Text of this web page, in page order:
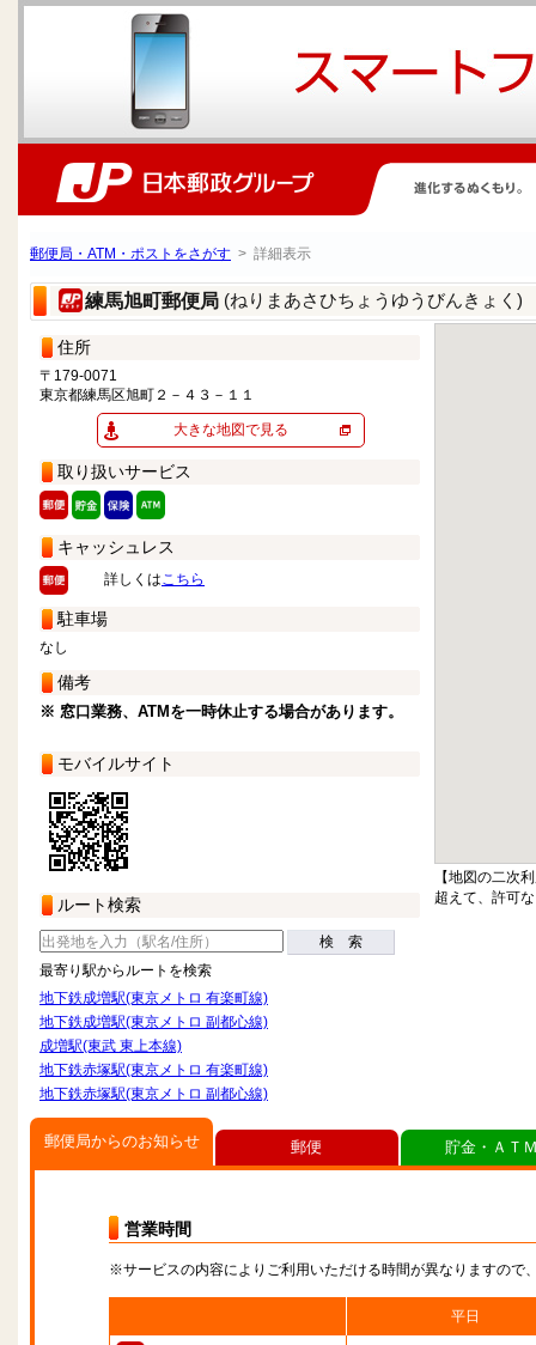
郵便局・ATM・ポストをさがす > 詳細表示
練馬旭町郵便局 (ねりまあさひちょうゆうびんきょく)
住所
〒179-0071
東京都練馬区旭町２－４３－１１
大きな地図で見る
取り扱いサービス
キャッシュレス
詳しくはこちら
駐車場
なし
備考
※ 窓口業務、ATMを一時休止する場合があります。
モバイルサイト
ルート検索
検 索
最寄り駅からルートを検索
地下鉄成増駅(東京メトロ 有楽町線)
地下鉄成増駅(東京メトロ 副都心線)
成増駅(東武 東上本線)
地下鉄赤塚駅(東京メトロ 有楽町線)
地下鉄赤塚駅(東京メトロ 副都心線)
【地図の二次
超えて、許可
郵便局からのお知らせ
営業時間
※サービスの内容によりご利用いただける時間が異なりますので
平日
郵便 貯金・ＡＴ